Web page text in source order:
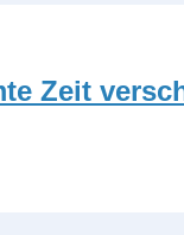
Zeit